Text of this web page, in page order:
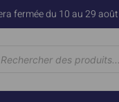
fermée du 10 au 29